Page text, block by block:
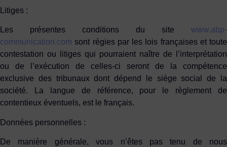
Litiges :
Les présentes conditions du site www.abp-
communication.com sont régies par les lois françaises et toute
contestation ou litiges qui pourraient naître de l’interprétation
ou de l’exécution de celles-ci seront de la compétence
exclusive des tribunaux dont dépend le siège social de la
société. La langue de référence, pour le règlement de
contentieux éventuels, est le français.
Données personnelles :
De manière générale, vous n’êtes pas tenu de nous